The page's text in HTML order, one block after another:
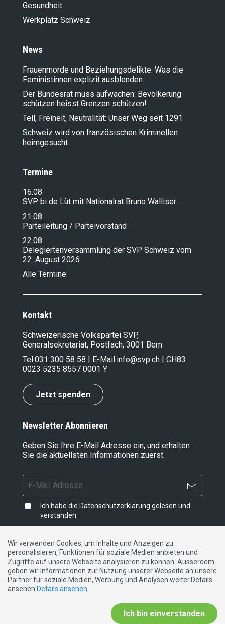
Gesundheit
Werkplatz Schweiz
News
Frauenmorde und Beziehungsdelikte: Was die
Feministinnen explizit ausblenden
Der Bundesrat muss aufwachen: Bevölkerung
schützen heisst Grenzen schützen!
Tell, Freiheit, Neutralität: Unser Weg seit 1291
Schweiz wird von französischen Kriminellen
heimgesucht
Termine
16.08
SVP bi de Lüt mit Nationalrat Bruno Walliser
21.08
Parteileitung / Parteivorstand
22.08
Delegiertenversammlung der SVP Schweiz vom
22. August 2026
Alle Termine
Kontakt
Schweizerische Volkspartei SVP,
Generalsekretariat, Postfach, 3001 Bern
Tel.031 300 58 58 | E-Mail:info@svp.ch | CH83
0023 5235 8557 0001 Y
Jetzt spenden
Newsletter Abonnieren
Geben Sie Ihre E-Mail Adresse ein, und erhalten
Sie die aktuellsten Informationen zuerst.
Ich habe die Datenschutzerklärung gelesen und
verstanden.
Impressum|Datenschutzerklärung|Kontakt
DE FR IT
Wir verwenden Cookies, um Inhalte und Anzeigen zu
personalisieren, Funktionen für soziale Medien anbieten und
Zugriffe auf unsere Webseite analysieren zu können. Ausserdem
geben wir Informationen zur Nutzung unserer Webseite an unsere
Partner für soziale Medien, Werbung und Analysen weiter.Details
ansehen Details ansehen
Ich bin einverstanden